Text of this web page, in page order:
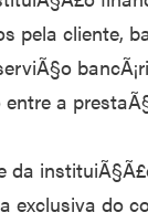
pela cliente,
a
exclusiva do